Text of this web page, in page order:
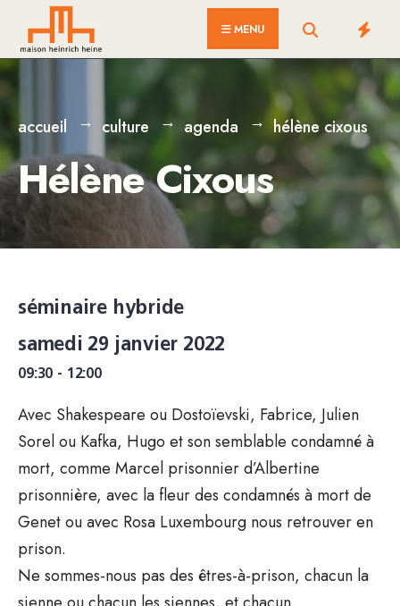
content
MENU
accueil culture agenda hélène cixous
Hélène Cixous
séminaire hybride
samedi 29 janvier 2022
09:30 - 12:00
Avec Shakespeare ou Dostoïevski, Fabrice, Julien
Sorel ou Kafka, Hugo et son semblable condamné à
mort, comme Marcel prisonnier d’Albertine
prisonnière, avec la fleur des condamnés à mort de
Genet ou avec Rosa Luxembourg nous retrouver en
prison.
Ne sommes-nous pas des êtres-à-prison, chacun la